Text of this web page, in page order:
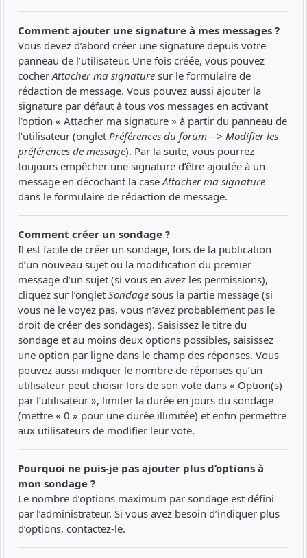
Comment ajouter une signature à mes messages ?
Vous devez d’abord créer une signature depuis votre
panneau de l’utilisateur. Une fois créée, vous pouvez
cocher Attacher ma signature sur le formulaire de
rédaction de message. Vous pouvez aussi ajouter la
signature par défaut à tous vos messages en activant
l’option « Attacher ma signature » à partir du panneau de
l’utilisateur (onglet Préférences du forum --> Modifier les
préférences de message). Par la suite, vous pourrez
toujours empêcher une signature d’être ajoutée à un
message en décochant la case Attacher ma signature
dans le formulaire de rédaction de message.
Comment créer un sondage ?
Il est facile de créer un sondage, lors de la publication
d’un nouveau sujet ou la modification du premier
message d’un sujet (si vous en avez les permissions),
cliquez sur l’onglet Sondage sous la partie message (si
vous ne le voyez pas, vous n’avez probablement pas le
droit de créer des sondages). Saisissez le titre du
sondage et au moins deux options possibles, saisissez
une option par ligne dans le champ des réponses. Vous
pouvez aussi indiquer le nombre de réponses qu’un
utilisateur peut choisir lors de son vote dans « Option(s)
par l’utilisateur », limiter la durée en jours du sondage
(mettre « 0 » pour une durée illimitée) et enfin permettre
aux utilisateurs de modifier leur vote.
Pourquoi ne puis-je pas ajouter plus d’options à
mon sondage ?
Le nombre d’options maximum par sondage est défini
par l’administrateur. Si vous avez besoin d’indiquer plus
d’options, contactez-le.